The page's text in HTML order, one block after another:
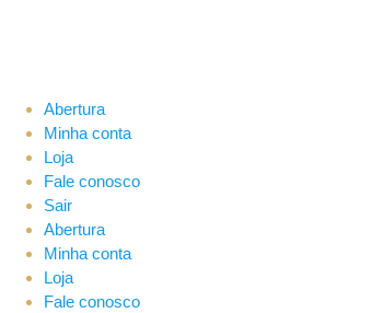
Abertura
Minha conta
Loja
Fale conosco
Sair
Abertura
Minha conta
Loja
Fale conosco